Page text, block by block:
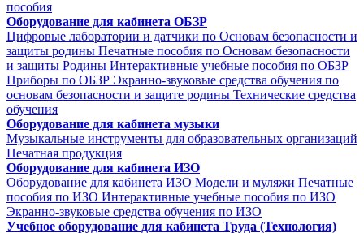
пособия
Оборудование для кабинета ОБЗР
Цифровые лаборатории и датчики по Основам безопасности и
защиты родины Печатные пособия по Основам безопасности
и защиты Родины Интерактивные учебные пособия по ОБЗР
Приборы по ОБЗР Экранно-звуковые средства обучения по
основам безопасности и защите родины Технические средства
обучения
Оборудование для кабинета музыки
Музыкальные инструменты для образовательных организаций
Печатная продукция
Оборудование для кабинета ИЗО
Оборудование для кабинета ИЗО Модели и муляжи Печатные
пособия по ИЗО Интерактивные учебные пособия по ИЗО
Экранно-звуковые средства обучения по ИЗО
Учебное оборудование для кабинета Труда (Технология)